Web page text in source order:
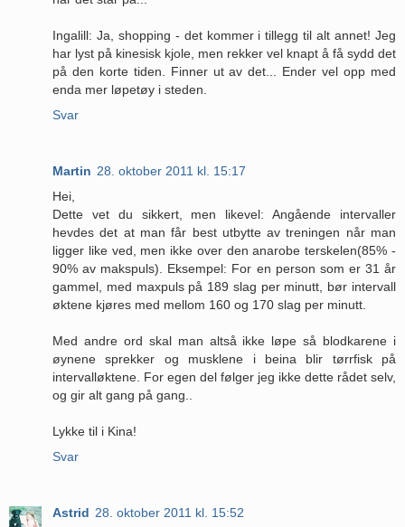
Ingalill: Ja, shopping - det kommer i tillegg til alt annet! Jeg
har lyst på kinesisk kjole, men rekker vel knapt å få sydd det
på den korte tiden. Finner ut av det... Ender vel opp med
enda mer løpetøy i steden.
Svar
Martin 28. oktober 2011 kl. 15:17
Hei,
Dette vet du sikkert, men likevel: Angående intervaller
hevdes det at man får best utbytte av treningen når man
ligger like ved, men ikke over den anarobe terskelen(85% -
90% av makspuls). Eksempel: For en person som er 31 år
gammel, med maxpuls på 189 slag per minutt, bør intervall
øktene kjøres med mellom 160 og 170 slag per minutt.
Med andre ord skal man altså ikke løpe så blodkarene i
øynene sprekker og musklene i beina blir tørrfisk på
intervalløktene. For egen del følger jeg ikke dette rådet selv,
og gir alt gang på gang..
Lykke til i Kina!
Svar
Astrid 28. oktober 2011 kl. 15:52